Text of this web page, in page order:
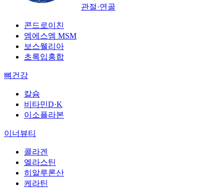
관절·연골
콘드로이친
엠에스엠 MSM
보스웰리아
초록입홍합
뼈건강
칼슘
비타민D·K
이소플라본
이너뷰티
콜라겐
엘라스틴
히알루론산
케라틴